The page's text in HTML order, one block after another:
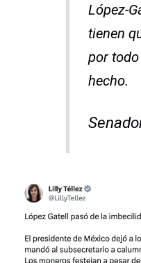
López-
tienen
por
hecho.